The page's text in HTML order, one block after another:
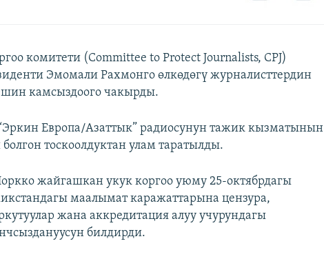
комитети (Committee to Protect Journalists, CPJ)
Эмомали Рахмонго өлкөдөгү журналисттердин
камсыздоого чакырды.
Европа/Азаттык” радиосунун тажик кызматынын
тоскоолдуктан улам таратылды.
жайгашкан укук коргоо уюму 25-октябрдагы
маалымат каражаттарына цензура,
жана аккредитация алуу учурундагы
билдирди.